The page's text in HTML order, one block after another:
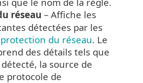
réseau – Affiche les
détectées par les
du réseau. Le
des détails tels que
la source de
protocole de